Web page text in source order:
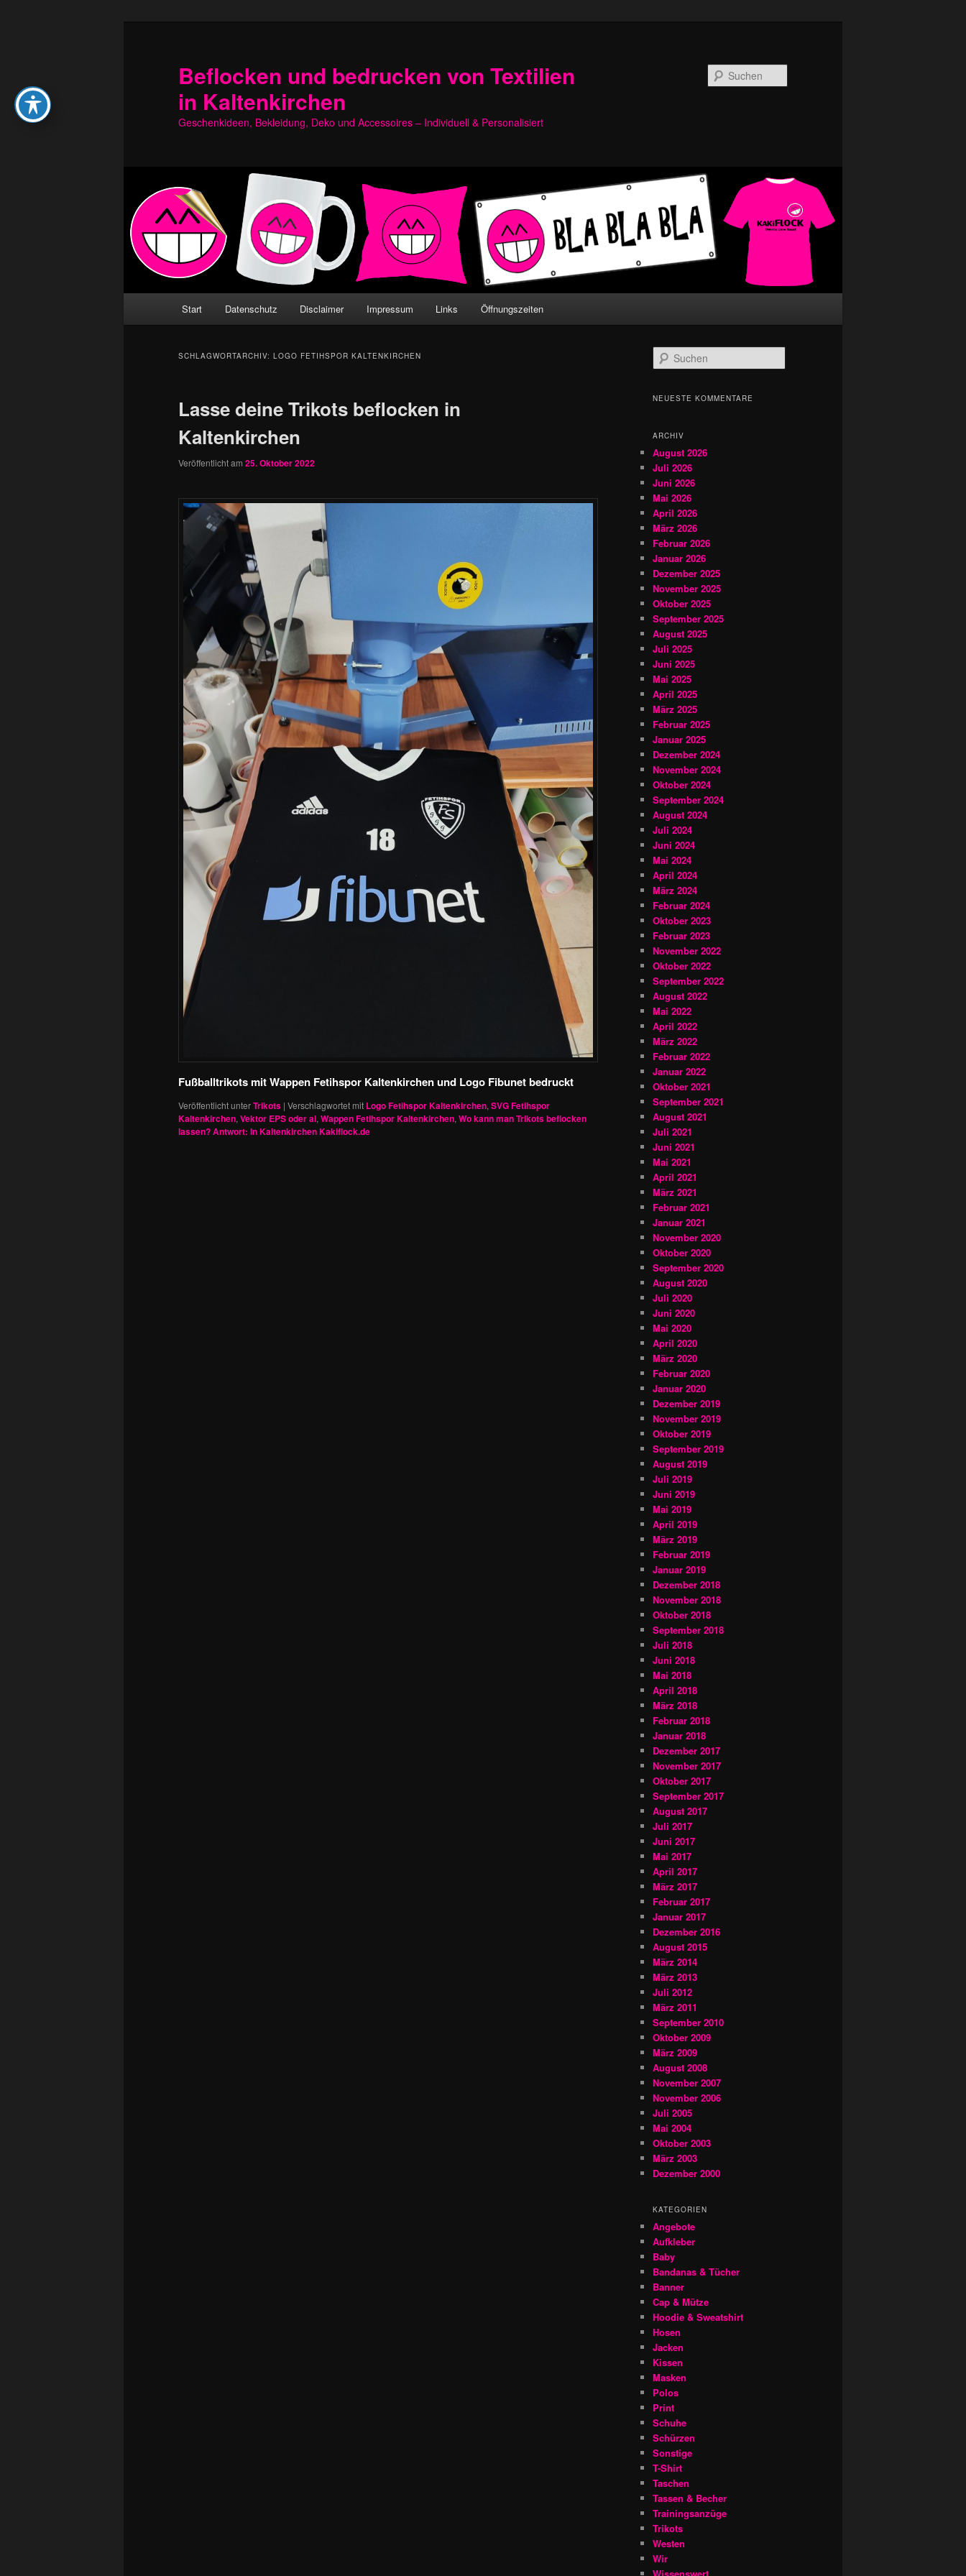
Beflocken und bedrucken von Textilien
in Kaltenkirchen
Geschenkideen, Bekleidung, Deko und Accessoires – Individuell & Personalisiert
Start Datenschutz Disclaimer Impressum Links Öffnungszeiten
SCHLAGWORTARCHIV: LOGO FETIHSPOR KALTENKIRCHEN
Lasse deine Trikots beflocken in
Kaltenkirchen
Veröffentlicht am 25. Oktober 2022
Fußballtrikots mit Wappen Fetihspor Kaltenkirchen und Logo Fibunet bedruckt
Veröffentlicht unterTrikots | Verschlagwortet mit Logo Fetihspor Kaltenkirchen, SVG Fetihspor
Kaltenkirchen, Vektor EPS oder ai, Wappen Fetihspor Kaltenkirchen, Wo kann man Trikots beflocken
lassen? Antwort: In Kaltenkirchen Kakiflock.de
u
h
NEUESTE KOMMENTARE
ARCHIV
August 2026
Juli 2026
Juni 2026
Mai 2026
April 2026
März 2026
Februar 2026
Januar 2026
Dezember 2025
November 2025
Oktober 2025
September 2025
August 2025
Juli 2025
Juni 2025
Mai 2025
April 2025
März 2025
Februar 2025
Januar 2025
Dezember 2024
November 2024
Oktober 2024
September 2024
August 2024
Juli 2024
Juni 2024
Mai 2024
April 2024
März 2024
Februar 2024
Oktober 2023
Februar 2023
November 2022
Oktober 2022
September 2022
August 2022
Mai 2022
April 2022
März 2022
Februar 2022
Januar 2022
Oktober 2021
September 2021
August 2021
Juli 2021
Juni 2021
Mai 2021
April 2021
März 2021
Februar 2021
Januar 2021
November 2020
Oktober 2020
September 2020
August 2020
Juli 2020
Juni 2020
Mai 2020
April 2020
März 2020
Februar 2020
Januar 2020
Dezember 2019
November 2019
Oktober 2019
September 2019
August 2019
Juli 2019
Juni 2019
Mai 2019
April 2019
März 2019
Februar 2019
Januar 2019
Dezember 2018
November 2018
Oktober 2018
September 2018
Juli 2018
Juni 2018
Mai 2018
April 2018
März 2018
Februar 2018
Januar 2018
Dezember 2017
November 2017
Oktober 2017
September 2017
August 2017
Juli 2017
Juni 2017
Mai 2017
April 2017
März 2017
Februar 2017
Januar 2017
Dezember 2016
August 2015
März 2014
März 2013
Juli 2012
März 2011
September 2010
Oktober 2009
März 2009
August 2008
November 2007
November 2006
Juli 2005
Mai 2004
Oktober 2003
März 2003
Dezember 2000
KATEGORIEN
Angebote
Aufkleber
Baby
Bandanas & Tücher
Banner
Cap & Mütze
Hoodie & Sweatshirt
Hosen
Jacken
Kissen
Masken
Polos
Print
Schuhe
Schürzen
Sonstige
T-Shirt
Taschen
Tassen & Becher
Trainingsanzüge
Trikots
Westen
Wir
Wissenswert